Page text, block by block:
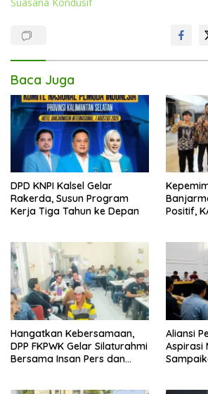
Baca Juga
DPD KNPI Kalsel Gelar
Rakerda, Susun Program
Kerja Tiga Tahun ke Depan
Positif,
Hangatkan Kebersamaan,
DPP FKPWK Gelar Silaturahmi
Bersama Insan Pers dan
Aliansi
Aspirasi